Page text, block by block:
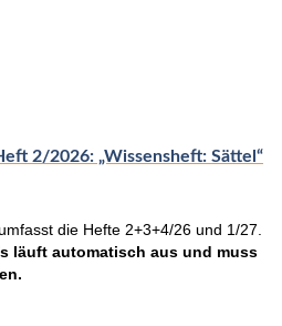
2/2026: „Wissensheft: Sättel“
die Hefte 2+3+4/26 und 1/27.
läuft automatisch aus und muss